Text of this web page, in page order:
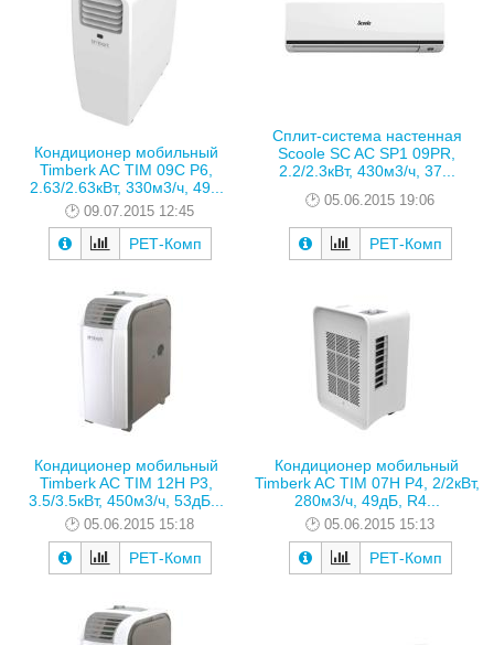
Кондиционер мобильный
Timberk AC TIM 09C P6,
2.63/2.63кВт, 330м3/ч, 49...
09.07.2015 12:45
РЕТ-Комп
Сплит-система настенная
Scoole SC AC SP1 09PR,
2.2/2.3кВт, 430м3/ч, 37...
05.06.2015 19:06
РЕТ-Комп
Кондиционер мобильный
Timberk AC TIM 12H P3,
3.5/3.5кВт, 450м3/ч, 53дБ...
05.06.2015 15:18
РЕТ-Комп
Кондиционер мобильный
Timberk AC TIM 07H P4, 2/2кВт,
280м3/ч, 49дБ, R4...
05.06.2015 15:13
РЕТ-Комп